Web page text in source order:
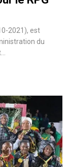
2021), est
du